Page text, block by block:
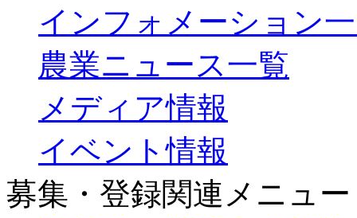
インフォメーション
農業ニュース一覧
メディア情報
イベント情報
募集・登録関連メニュー